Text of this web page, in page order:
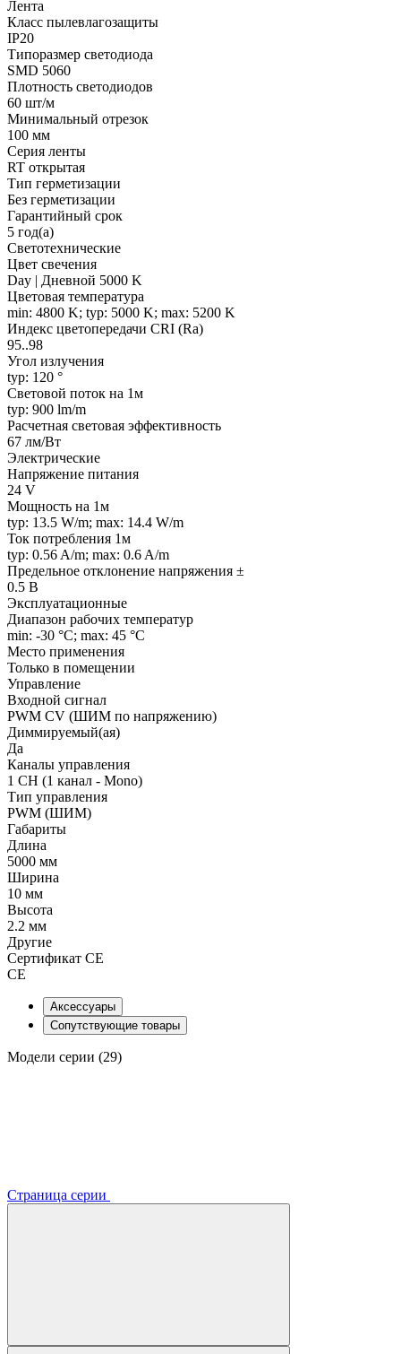
Лента
Класс пылевлагозащиты
IP20
Типоразмер светодиода
SMD 5060
Плотность светодиодов
60 шт/м
Минимальный отрезок
100 мм
Серия ленты
RT открытая
Тип герметизации
Без герметизации
Гарантийный срок
5 год(а)
Светотехнические
Цвет свечения
Day | Дневной 5000 K
Цветовая температура
min: 4800 K; typ: 5000 K; max: 5200 K
Индекс цветопередачи CRI (Ra)
95..98
Угол излучения
typ: 120 °
Световой поток на 1м
typ: 900 lm/m
Расчетная световая эффективность
67 лм/Вт
Электрические
Напряжение питания
24 V
Мощность на 1м
typ: 13.5 W/m; max: 14.4 W/m
Ток потребления 1м
typ: 0.56 A/m; max: 0.6 A/m
Предельное отклонение напряжения ±
0.5 В
Эксплуатационные
Диапазон рабочих температур
min: -30 °C; max: 45 °C
Место применения
Только в помещении
Управление
Входной сигнал
PWM СV (ШИМ по напряжению)
Диммируемый(ая)
Да
Каналы управления
1 CH (1 канал - Mono)
Тип управления
PWM (ШИМ)
Габариты
Длина
5000 мм
Ширина
10 мм
Высота
2.2 мм
Другие
Сертификат CE
CE
Аксессуары
Сопутствующие товары
Модели серии (29)
Страница серии